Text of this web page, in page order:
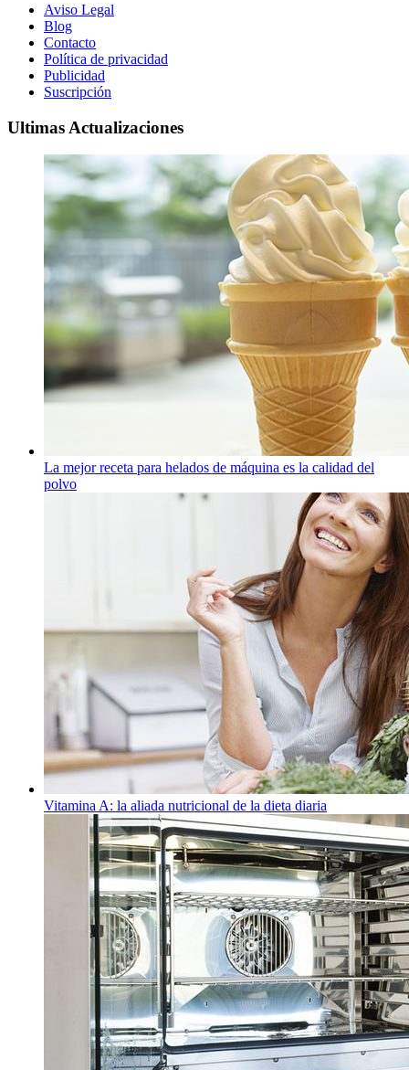
Aviso Legal
Blog
Contacto
Política de privacidad
Publicidad
Suscripción
Ultimas Actualizaciones
La mejor receta para helados de máquina es la calidad del
polvo
Vitamina A: la aliada nutricional de la dieta diaria